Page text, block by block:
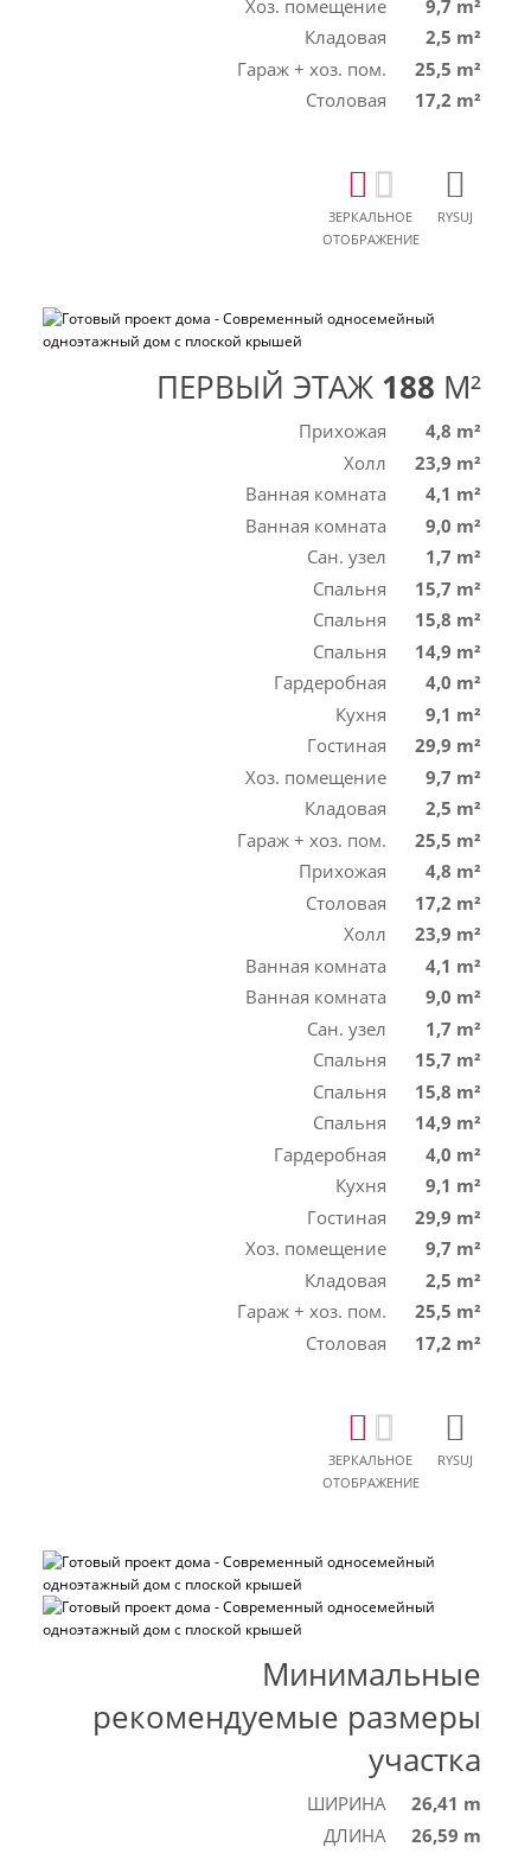
Хоз. помещение
9,7 m²
Кладовая
2,5 m²
Гараж + хоз. пом.
25,5 m²
Столовая
17,2 m²
ЗЕРКАЛЬНОЕ
ОТОБРАЖЕНИЕ
RYSUJ
ПЕРВЫЙ ЭТАЖ 188 M²
Прихожая
4,8 m²
Холл
23,9 m²
Ванная комната
4,1 m²
Ванная комната
9,0 m²
Сан. узел
1,7 m²
Спальня
15,7 m²
Спальня
15,8 m²
Спальня
14,9 m²
Гардеробная
4,0 m²
Кухня
9,1 m²
Гостиная
29,9 m²
Хоз. помещение
9,7 m²
Кладовая
2,5 m²
Гараж + хоз. пом.
25,5 m²
Прихожая
4,8 m²
Столовая
17,2 m²
Холл
23,9 m²
Ванная комната
4,1 m²
Ванная комната
9,0 m²
Сан. узел
1,7 m²
Спальня
15,7 m²
Спальня
15,8 m²
Спальня
14,9 m²
Гардеробная
4,0 m²
Кухня
9,1 m²
Гостиная
29,9 m²
Хоз. помещение
9,7 m²
Кладовая
2,5 m²
Гараж + хоз. пом.
25,5 m²
Столовая
17,2 m²
ЗЕРКАЛЬНОЕ
ОТОБРАЖЕНИЕ
RYSUJ
Минимальные
рекомендуемые размеры
участка
ШИРИНА
26,41 m
ДЛИНА
26,59 m